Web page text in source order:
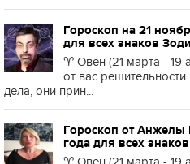
Гороскоп на 21
для всех знаков
♈️ Овен (21 марта - 19
от вас
дела, они прин...
Гороскоп от Анжелы
года для всех